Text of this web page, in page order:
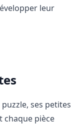
leur
ses petites
chaque pièce